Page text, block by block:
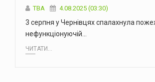
ТВА 4.08.2025 (03:30)
3 серпня у Чернівцях спалахнула
нефункціонуючій…
ЧИТАТИ...